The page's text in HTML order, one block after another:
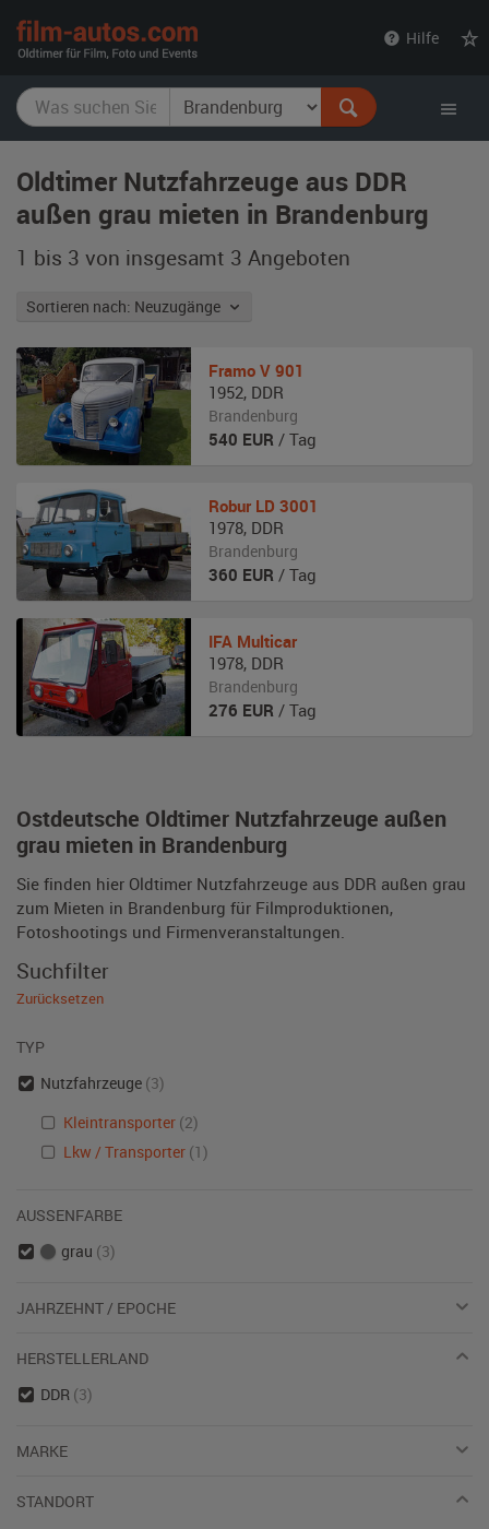
Hilfe
Oldtimer Nutzfahrzeuge aus DDR
außen grau mieten in Brandenburg
1 bis 3 von insgesamt 3 Angeboten
Sortieren nach: Neuzugänge
Ostdeutsche Oldtimer Nutzfahrzeuge außen
grau mieten in Brandenburg
Sie finden hier Oldtimer Nutzfahrzeuge aus DDR außen grau
zum Mieten in Brandenburg für Filmproduktionen,
Fotoshootings und Firmenveranstaltungen.
Framo V 901
1952, DDR
Brandenburg
540 EUR / Tag
Robur LD 3001
1978, DDR
Brandenburg
360 EUR / Tag
IFA Multicar
1978, DDR
Brandenburg
276 EUR / Tag
Suchfilter
Zurücksetzen
TYP
Nutzfahrzeuge (3)
Kleintransporter (2)
Lkw / Transporter (1)
AUSSENFARBE
grau (3)
JAHRZEHNT / EPOCHE
HERSTELLERLAND
DDR (3)
MARKE
STANDORT